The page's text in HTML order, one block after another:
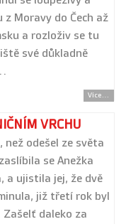
Moravy do Čech až
a rozloživ se tu
své důkladně
Více...
VRCHU
odešel ze světa
se Anežka
a ujistila jej, že dvě
již třetí rok byl
Zašelť daleko za